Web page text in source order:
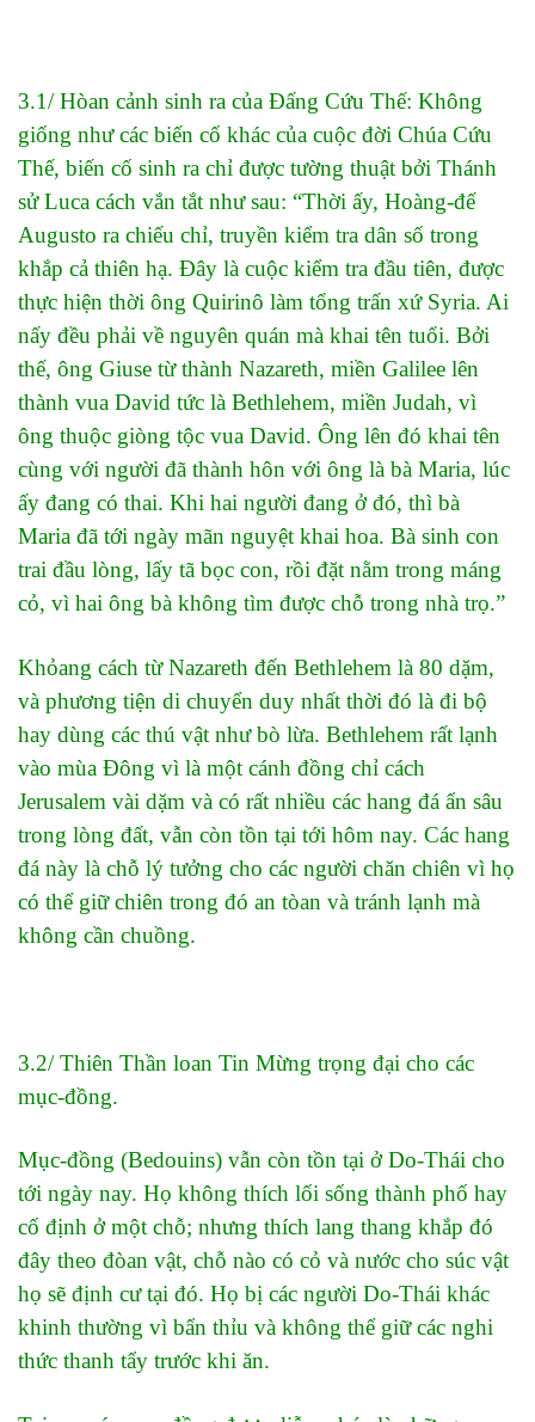
3.1/ Hòan cảnh sinh ra của Đấng Cứu Thế: Không
giống như các biến cố khác của cuộc đời Chúa Cứu
Thế, biến cố sinh ra chỉ được tường thuật bởi Thánh
sử Luca cách vắn tắt như sau: “Thời ấy, Hoàng-đế
Augusto ra chiếu chỉ, truyền kiểm tra dân số trong
khắp cả thiên hạ. Đây là cuộc kiểm tra đầu tiên, được
thực hiện thời ông Quirinô làm tổng trấn xứ Syria. Ai
nấy đều phải về nguyên quán mà khai tên tuổi. Bởi
thế, ông Giuse từ thành Nazareth, miền Galilee lên
thành vua David tức là Bethlehem, miền Judah, vì
ông thuộc giòng tộc vua David. Ông lên đó khai tên
cùng với người đã thành hôn với ông là bà Maria, lúc
ấy đang có thai. Khi hai người đang ở đó, thì bà
Maria đã tới ngày mãn nguyệt khai hoa. Bà sinh con
trai đầu lòng, lấy tã bọc con, rồi đặt nằm trong máng
cỏ, vì hai ông bà không tìm được chỗ trong nhà trọ.”
Khỏang cách từNazareth đến Bethlehem là 80 dặm,
và phương tiện di chuyển duy nhất thời đó là đi bộ
hay dùng các thú vật như bò lừa. Bethlehem rất lạnh
vào mùa Đông vì là một cánh đồng chỉ cách
Jerusalem vài dặm và có rất nhiều các hang đá ẩn sâu
trong lòng đất, vẫn còn tồn tại tới hôm nay. Các hang
đá này là chỗ lý tưởng cho các người chăn chiên vì họ
có thể giữ chiên trong đó an tòan và tránh lạnh mà
không cần chuồng.
3.2/ Thiên Thần loan Tin Mừng trọng đại cho các
mục-đồng.
Mục-đồng (Bedouins) vẫn còn tồn tại ở Do-Thái cho
tới ngày nay. Họ không thích lối sống thành phố hay
cố định ở một chỗ; nhưng thích lang thang khắp đó
đây theo đòan vật, chỗ nào có cỏ và nước cho súc vật
họ sẽ định cư tại đó. Họ bị các người Do-Thái khác
khinh thường vì bẩn thỉu và không thể giữ các nghi
thức thanh tẩy trước khi ăn.